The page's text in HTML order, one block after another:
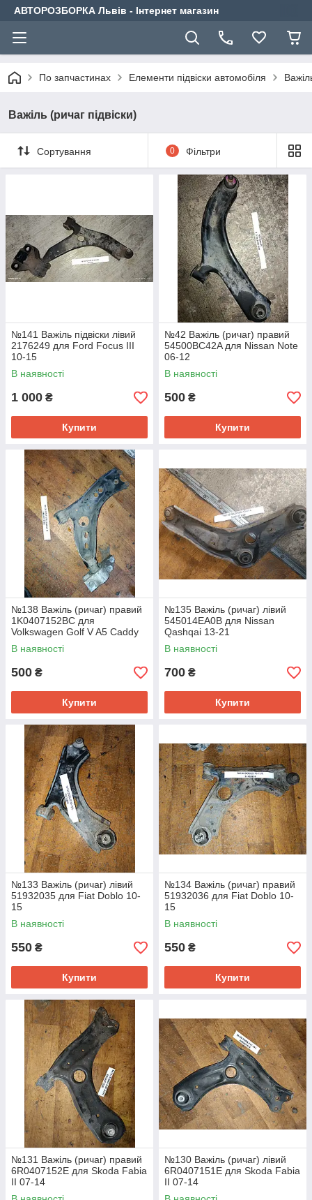
АВТОРОЗБОРКА Львів - Інтернет магазин
По запчастинах Елементи підвіски автомобіля
Важіль (ричаг підвіски)
Сортування 0 Фільтри
№141 Важіль підвіски лівий
2176249 для Ford Focus III
10-15
В наявності
1 000 ₴
Купити
№42 Важіль (ричаг) правий
54500BC42A для Nissan Note
06-12
В наявності
500 ₴
Купити
№138 Важіль (ричаг) правий
1K0407152BC для
Volkswagen Golf V A5 Caddy
В наявності
500 ₴
Купити
№135 Важіль (ричаг) лівий
545014EA0B для Nissan
Qashqai 13-21
В наявності
700 ₴
Купити
№133 Важіль (ричаг) лівий
51932035 для Fiat Doblo 10-
15
В наявності
550 ₴
Купити
№134 Важіль (ричаг) правий
51932036 для Fiat Doblo 10-
15
В наявності
550 ₴
Купити
№131 Важіль (ричаг) правий
6R0407152E для Skoda Fabia
II 07-14
№130 Важіль (ричаг) лівий
6R0407151E для Skoda Fabia
II 07-14